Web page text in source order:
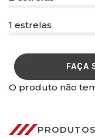
1 estrelas
FAÇA
O produto não